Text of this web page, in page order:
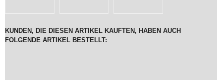
KUNDEN, DIE DIESEN ARTIKEL KAUFTEN, HABEN AUCH
FOLGENDE ARTIKEL BESTELLT: